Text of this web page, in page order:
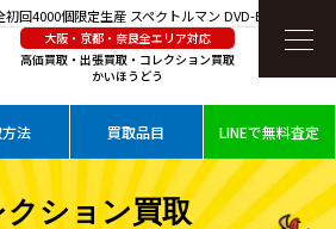
回4000個限定生産 スペクトルマン DVD-BOXを高価買
大阪・京都・奈良全エリア対応
高価買取・出張買取・コレクション買取
かいほうどう
法 買取品目 LINEで無料査定
クション買取